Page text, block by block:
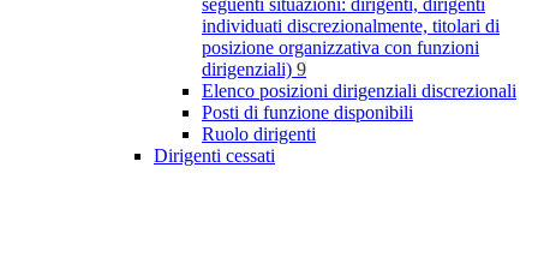
seguenti situazioni: dirigenti, dirigenti
individuati discrezionalmente, titolari di
posizione organizzativa con funzioni
dirigenziali) 9
Elenco posizioni dirigenziali discrezionali
Posti di funzione disponibili
Ruolo dirigenti
Dirigenti cessati